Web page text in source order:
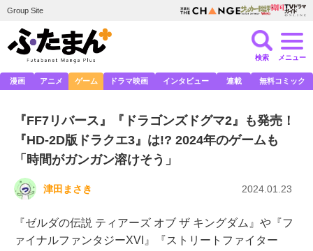
Group Site
検索 メニュー
漫画 アニメ ゲーム ドラマ映画 インタビュー 連載 無料コミック
『FF7リバース』『ドラゴンズドグマ2』も発売！
『HD-2D版ドラクエ3』は!? 2024年のゲームも
「時間がガンガン溶けそう」
津田まさき 2024.01.23
『ゼルダの伝説 ティアーズ オブ ザ キングダム』や『フ
ァイナルファンタジーXVI』『ストリートファイター